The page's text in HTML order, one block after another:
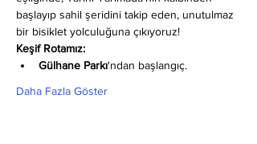
başlayıp sahil şeridini takip eden, unutulmaz
bir bisiklet yolculuğuna çıkıyoruz!
Keşif Rotamız:
Gülhane Parkı'ndan başlangıç.
Daha Fazla Göster